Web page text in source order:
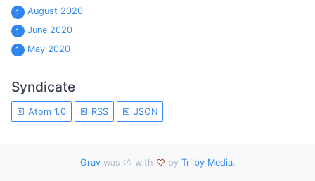
1
August 2020
1
June 2020
1
May 2020
Syndicate
Atom 1.0 RSS JSON
Gravwas with by Trilby Media.